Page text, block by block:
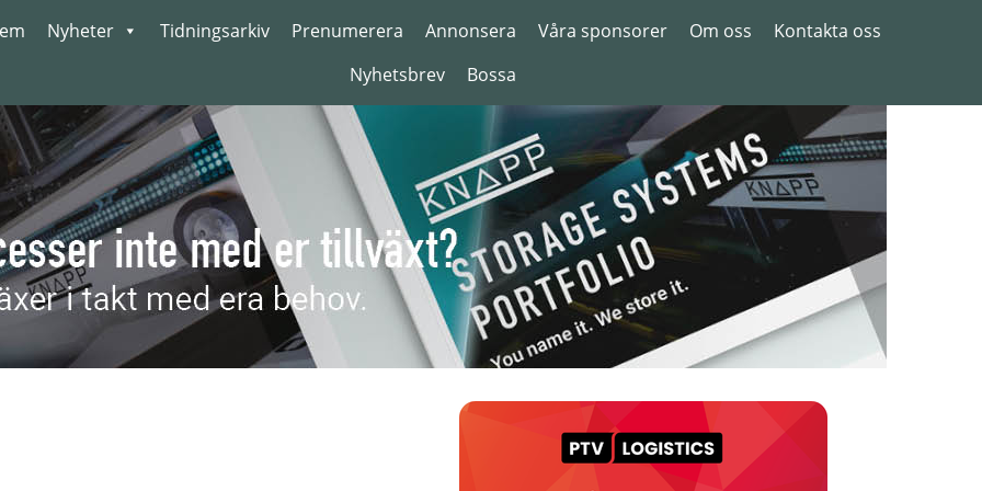
Nyheter Tidningsarkiv Prenumerera Annonsera Våra sponsorer Om oss
Kontakta oss
Nyhetsbrev
Bossa